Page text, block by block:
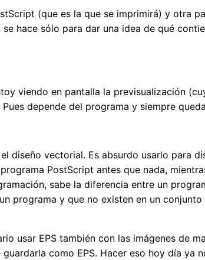
(que es la que se imprimirá) y otra
hace sólo para dar una idea de qué
viendo en pantalla la previsualización
depende del programa y siempre
diseño vectorial. Es absurdo usarlo para
PostScript antes que nada,
sabe la diferencia entre un
programa y que no existen en un
usar EPS también con las imágenes de
como EPS. Hacer eso hoy día ya